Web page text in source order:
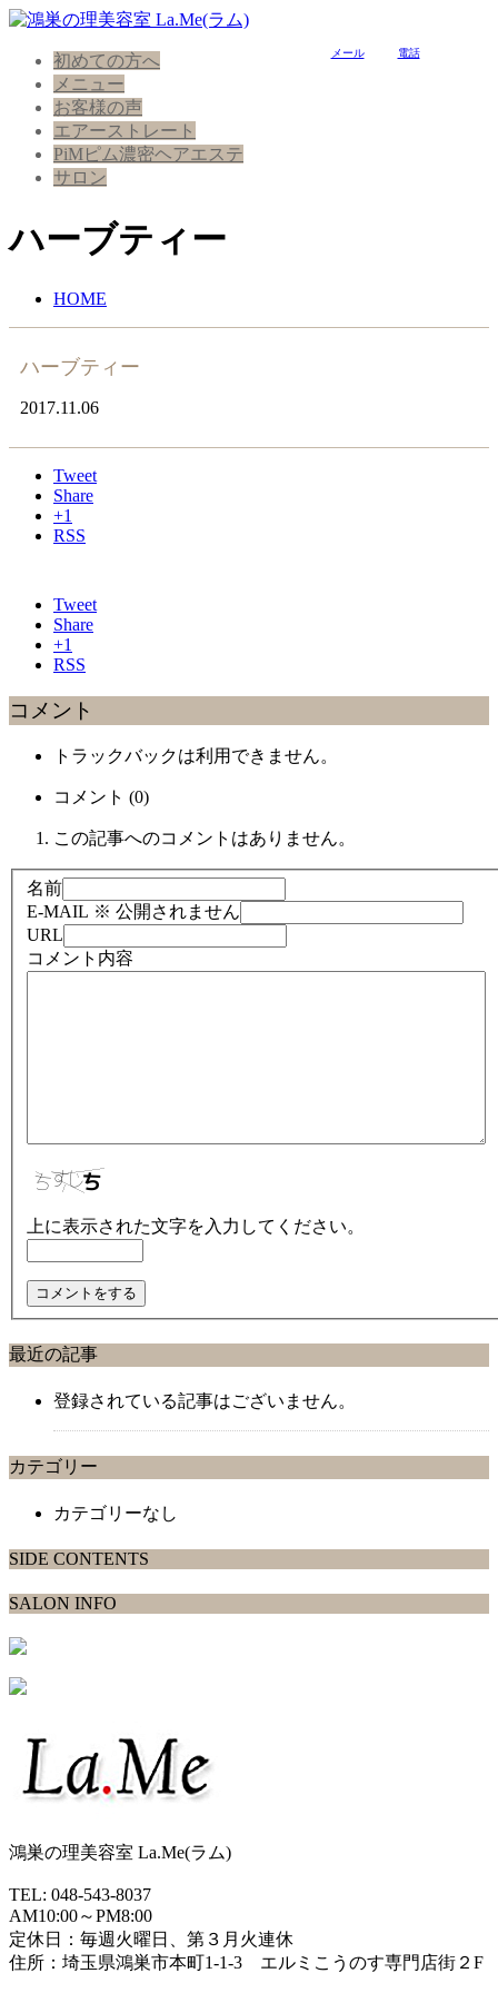
メール 電話
初めての方へ
メニュー
お客様の声
エアーストレート
PiMピム濃密ヘアエステ
サロン
ハーブティー
HOME
ハーブティー
2017.11.06
Tweet
Share
+1
RSS
Tweet
Share
+1
RSS
コメント
トラックバックは利用できません。
コメント (0)
この記事へのコメントはありません。
名前
E-MAIL ※ 公開されません
URL
コメント内容
上に表示された文字を入力してください。
最近の記事
登録されている記事はございません。
カテゴリー
カテゴリーなし
SIDE CONTENTS
SALON INFO
鴻巣の理美容室 La.Me(ラム)
TEL: 048-543-8037
AM10:00～PM8:00
定休日：毎週火曜日、第３月火連休
住所：埼玉県鴻巣市本町1-1-3 エルミこうのす専門店街２F